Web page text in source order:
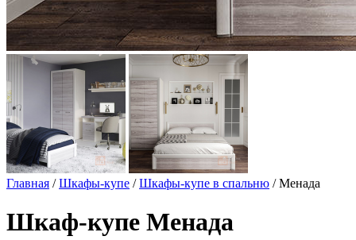
Главная /Шкафы-купе /Шкафы-купе в спальню / Менада
Шкаф-купе Менада